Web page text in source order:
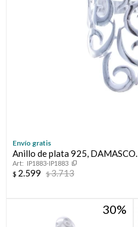
Envío gratis
Anillo de plata 925, DAMASCO.
IP1883-IP1883
$ 2.599 $3.713
30